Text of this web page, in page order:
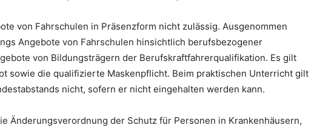
von Fahrschulen in Präsenzform nicht zulässig. Ausgenommen
Angebote von Fahrschulen hinsichtlich berufsbezogener
von Bildungsträgern der Berufskraftfahrerqualifikation. Es gilt
sowie die qualifizierte Maskenpflicht. Beim praktischen Unterricht gilt
nicht, sofern er nicht eingehalten werden kann.
Änderungsverordnung der Schutz für Personen in Krankenhäusern,